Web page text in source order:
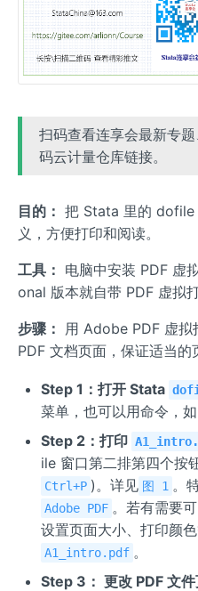
扫码查看连享会最新专
码云计量仓库链接。
目的： 把 Stata 里的 dofile
义，方便打印和阅读。
工具： 电脑中安装 PDF 虚
onal 版本就自带 PDF 虚拟
步骤： 用 Adobe PDF 虚
PDF 文档页面，保证适当的
Step 1：打开 Stata
菜单，也可以用命令，如
Step 2：打印
ile 窗口第二排第四个按
Ctrl+P )。详见 图 1 。
Adobe PDF 。若有需要
设置页面大小、打印颜
A1_intro.pdf 。
Step 3： 更改 PDF 文件